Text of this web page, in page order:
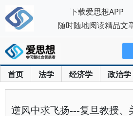
首页 法学 经济学 政治学
逆风中求飞扬---复旦教授、
下载爱思想APP
随时随地阅读精品文